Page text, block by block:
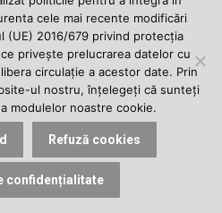
| Facultatea de Litere | Universitatea din
cele mai recente modificări
(UE) 2016/679 privind protecția
privește prelucrarea datelor cu
circulație a acestor date. Prin
ul nostru, înțelegeți că sunteți
modulelor noastre cookie.
Refuză cookies
confidențialitate